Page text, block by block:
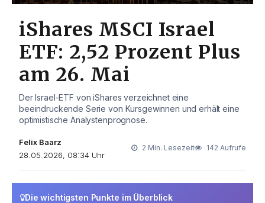
iShares MSCI Israel
ETF: 2,52 Prozent Plus
am 26. Mai
Der Israel-ETF von iShares verzeichnet eine
beeindruckende Serie von Kursgewinnen und erhält eine
optimistische Analystenprognose.
Felix Baarz
28.05.2026, 08:34 Uhr
2 Min. Lesezeit 142 Aufrufe
Die wichtigsten Punkte im Überblick